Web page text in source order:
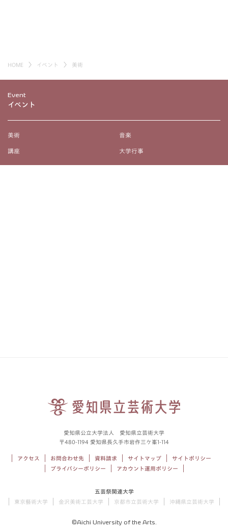
HOME イベント 美術
Event
イベント
美術 音楽
講座 大学行事
愛知県公立大学法人 愛知県立芸術大学
〒480-1194 愛知県長久手市岩作三ケ峯1-114
アクセス お問合わせ先 資料請求 サイトマップ
サイトポリシー
プライバシーポリシー
アカウント運用ポリシー
五芸祭関連大学
東京藝術大学
金沢美術工芸大学 京都市立芸術大学 沖縄県立芸術大学
©Aichi University of the Arts.